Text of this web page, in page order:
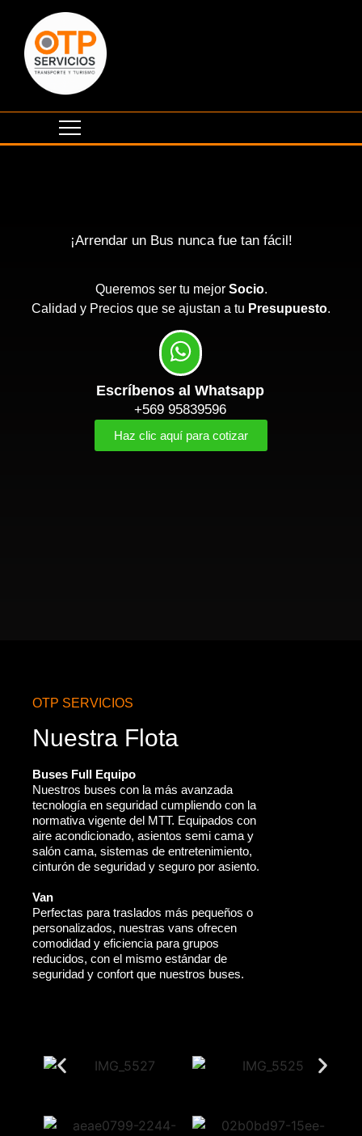
¡Arrendar un Bus nunca fue tan fácil!
Queremos ser tu mejor Socio.
Calidad y Precios que se ajustan a tu Presupuesto.
Escríbenos al Whatsapp
+569 95839596
Haz clic aquí para cotizar
OTP SERVICIOS
Nuestra Flota
Buses Full Equipo
Nuestros buses con la más avanzada
tecnología en seguridad cumpliendo con la
normativa vigente del MTT. Equipados con
aire acondicionado, asientos semi cama y
salón cama, sistemas de entretenimiento,
cinturón de seguridad y seguro por asiento.
Van
Perfectas para traslados más pequeños o
personalizados, nuestras vans ofrecen
comodidad y eficiencia para grupos
reducidos, con el mismo estándar de
seguridad y confort que nuestros buses.